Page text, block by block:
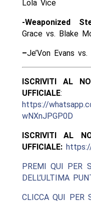
Lola Vice
-Weaponized
Grace vs. Blake
–Je’Von Evans
ISCRIVITI AL
UFFICIALE:
https://
wNXnJPGP0D
ISCRIVITI AL
UFFICIALE:
PREMI QUI PER
DELL’ULTIMA
CLICCA QUI PER